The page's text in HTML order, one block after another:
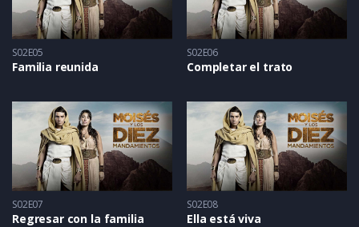
S02E05
Familia reunida
S02E06
Completar el trato
S02E07
Regresar con la familia
S02E08
Ella está viva